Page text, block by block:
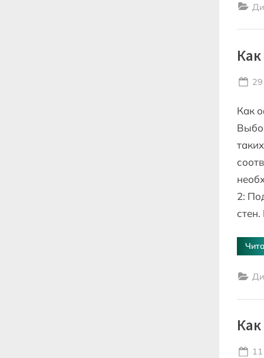
Как
2: